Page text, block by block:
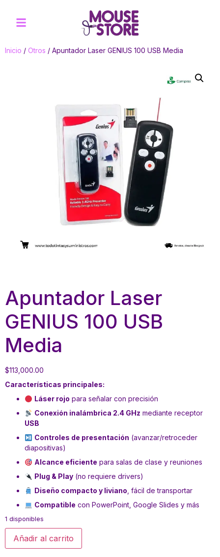
Inicio / Otros / Apuntador Laser GENIUS 100 USB Media
Apuntador Laser
GENIUS 100 USB
Media
$113,000.00
Características principales:
Láser rojo para señalar con precisión
Conexión inalámbrica 2.4 GHz mediante receptor
USB
Controles de presentación (avanzar/retroceder
diapositivas)
Alcance eficiente para salas de clase y reuniones
Plug & Play(no requiere drivers)
Diseño compacto y liviano , fácil de transportar
Compatible con PowerPoint, Google Slides y más
1 disponibles
Añadir al carrito